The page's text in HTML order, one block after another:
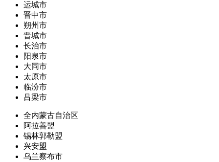
运城市
晋中市
朔州市
晋城市
长治市
阳泉市
大同市
太原市
临汾市
吕梁市
全内蒙古自治区
阿拉善盟
锡林郭勒盟
兴安盟
乌兰察布市